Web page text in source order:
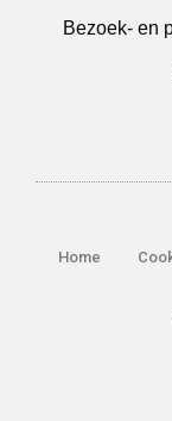
Bezoek- en
Home